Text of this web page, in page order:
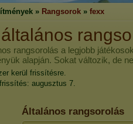
» Rangsorok » fexx
általános
rangsorolás a legjobb
alapján. Sokat változik, de
kerül frissítésre.
augusztus 7.
Általános rangsorolás